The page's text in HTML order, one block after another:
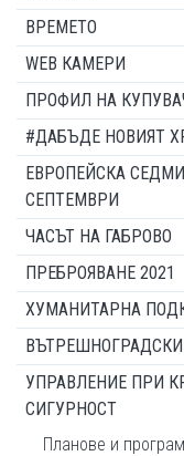
ВРЕМЕТО
WEB КАМЕРИ
ПРОФИЛ НА
#ДАБЪДЕ НОВИЯТ
ЕВРОПЕЙСКА
СЕПТЕМВРИ
ЧАСЪТ НА ГАБРОВО
ПРЕБРОЯВАНЕ 2021
ХУМАНИТАРНА
УПРАВЛЕНИЕ ПРИ
СИГУРНОСТ
Планове и